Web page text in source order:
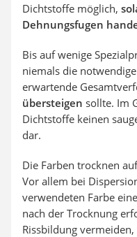
Dichtstoffe möglich,
Dehnungsfugen
Bis auf wenige
niemals die
erwartende
übersteigen sollte. Im
Dichtstoffe keinen
dar.
Die Farben trocknen
Vor allem bei
verwendeten Farbe
nach der Trocknung
Rissbildung